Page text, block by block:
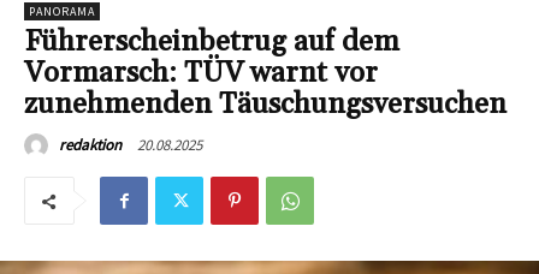
PANORAMA
Führerscheinbetrug auf dem
Vormarsch: TÜV warnt vor
zunehmenden Täuschungsversuchen
redaktion 20.08.2025